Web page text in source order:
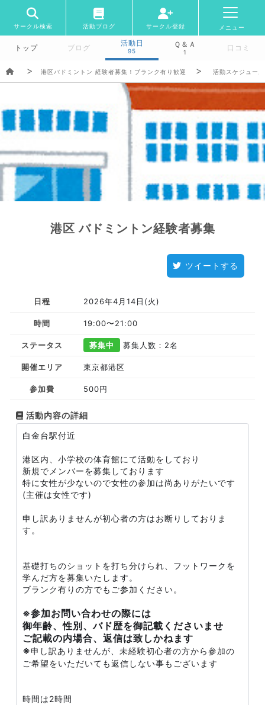
サークル検索 活動ブログ サークル登録 メニュー
トップ ブログ
活動日
95
Ｑ＆Ａ
1 口コミ
港区バドミントン 経験者募集！ブランク有り歓迎 活動スケジュール
港区 バドミントン経験者募集
ツイートする
日程 2026年4月14日(火)
時間 19:00〜21:00
ステータス 募集中 募集人数：2名
開催エリア 東京都港区
参加費 500円
活動内容の詳細
白金台駅付近
港区内、小学校の体育館にて活動をしており
新規でメンバーを募集しております
特に女性が少ないので女性の参加は尚ありがたいです
(主催は女性です)
申し訳ありませんが初心者の方はお断りしておりま
す。
基礎打ちのショットを打ち分けられ、フットワークを
学んだ方を募集いたします。
ブランク有りの方でもご参加ください。
※参加お問い合わせの際には
御年齢、性別、バド歴を御記載くださいませ
ご記載の内場合、返信は致しかねます
※申し訳ありませんが、未経験初心者の方から参加の
ご希望をいただいても返信しない事もございます
時間は2時間